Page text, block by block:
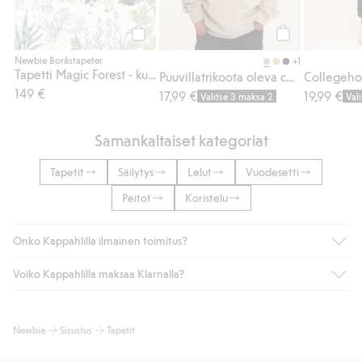
Osta
Newbie Boråstapeter
149 €
+1
17,99 € Valitse 3 maksa 2 19,99 €
Samankaltaiset kategoriat
Tapetit Säilytys Lelut
Vuodesetti
Peitot
Koristelu
Onko Kappahlilla ilmainen toimitus?
Jos olet Kappahl Clubin jäsen, saat aina ilmaisen toimituksen
kotiinkuljetusta). Toimituskulut poistuvat automaattisesti, kun
Voiko Kappahlilla maksaa Klarnalla?
maksutavat, kuten laskun, sekä muita maksuvaihtoehtoja.
Newbie Sisustus Tapetit